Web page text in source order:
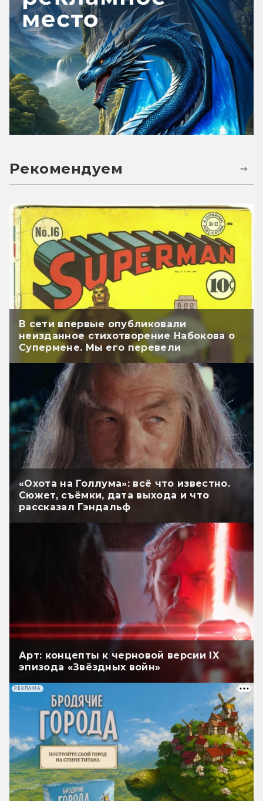
Рекомендуем
В сети впервые опубликовали
неизданное стихотворение Набокова о
Супермене. Мы его перевели
«Охота на Голлума»: всё что известно.
Сюжет, съёмки, дата выхода и что
рассказал Гэндальф
Арт: концепты к черновой версии IX
эпизода «Звёздных войн»
РЕКЛАМА